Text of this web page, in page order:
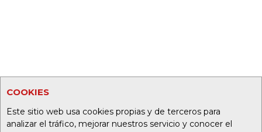
COOKIES
Este sitio web usa cookies propias y de terceros para
analizar el tráfico, mejorar nuestros servicio y conocer el